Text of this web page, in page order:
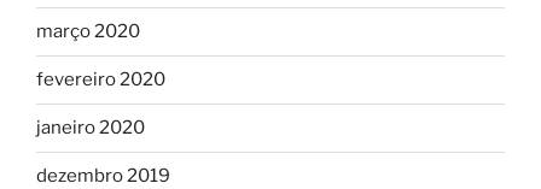
março 2020
fevereiro 2020
janeiro 2020
dezembro 2019